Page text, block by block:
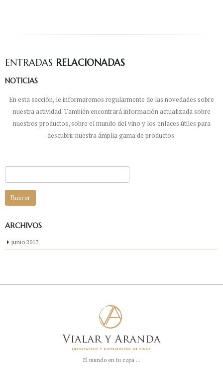
ENTRADAS RELACIONADAS
NOTICIAS
En esta sección, le informaremos regularmente de las novedades sobre
nuestra actividad. También encontrará información actualizada sobre
nuestros productos, sobre el mundo del vino y los enlaces útiles para
descubrir nuestra ámplia gama de productos.
ARCHIVOS
junio 2017
El mundo en tu copa ...